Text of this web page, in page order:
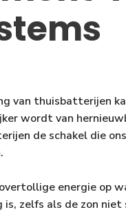
van thuisbatterijen
wordt van
de schakel die
energie op
is, zelfs als de zon